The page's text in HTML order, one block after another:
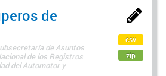
de
de Asuntos
de los Registros
del Automotor y
csv
zip